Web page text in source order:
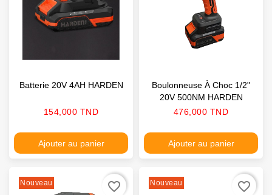
Batterie 20V 4AH HARDEN
Prix
154,000 TND
Ajouter au panier
Boulonneuse À Choc 1/2"
20V 500NM HARDEN
Prix
476,000 TND
Ajouter au panier
Nouveau favorite_border Nouveau favorite_border